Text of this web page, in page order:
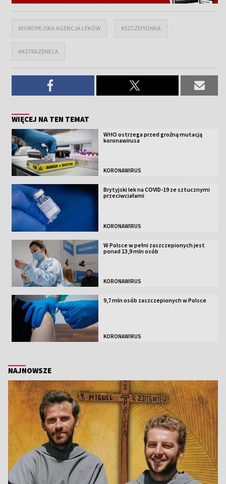
#EUROPEJSKA AGENCJA LEKÓW #SZCZEPIONKA
#ASTRAZENECA
WIĘCEJ NA TEN TEMAT
WHO ostrzega przed groźną mutacją
koronawirusa
KORONAWIRUS
Brytyjski lek na COVID-19 ze sztucznymi
przeciwciałami
KORONAWIRUS
W Polsce w pełni zaszczepionych jest
ponad 13,9 mln osób
KORONAWIRUS
9,7 mln osób zaszczepionych w Polsce
KORONAWIRUS
NAJNOWSZE